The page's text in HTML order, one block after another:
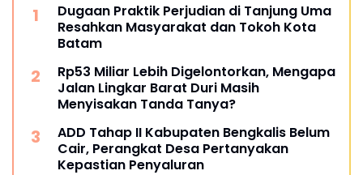
Dugaan Praktik Perjudian di Tanjung Uma
Resahkan Masyarakat dan Tokoh Kota
Batam
Rp53 Miliar Lebih Digelontorkan, Mengapa
Jalan Lingkar Barat Duri Masih
Menyisakan Tanda Tanya?
ADD Tahap II Kabupaten Bengkalis Belum
Cair, Perangkat Desa Pertanyakan
Kepastian Penyaluran